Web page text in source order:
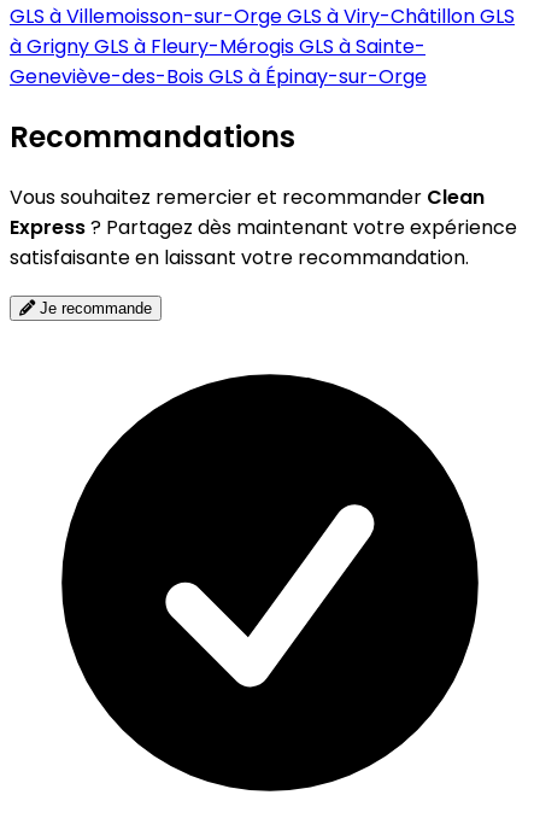
GLS à Villemoisson-sur-OrgeGLS à Viry-ChâtillonGLS
à GrignyGLS à Fleury-MérogisGLS à Sainte-
Geneviève-des-BoisGLS à Épinay-sur-Orge
Recommandations
Vous souhaitez remercier et recommander Clean
Express? Partagez dès maintenant votre expérience
satisfaisante en laissant votre recommandation.
Je recommande